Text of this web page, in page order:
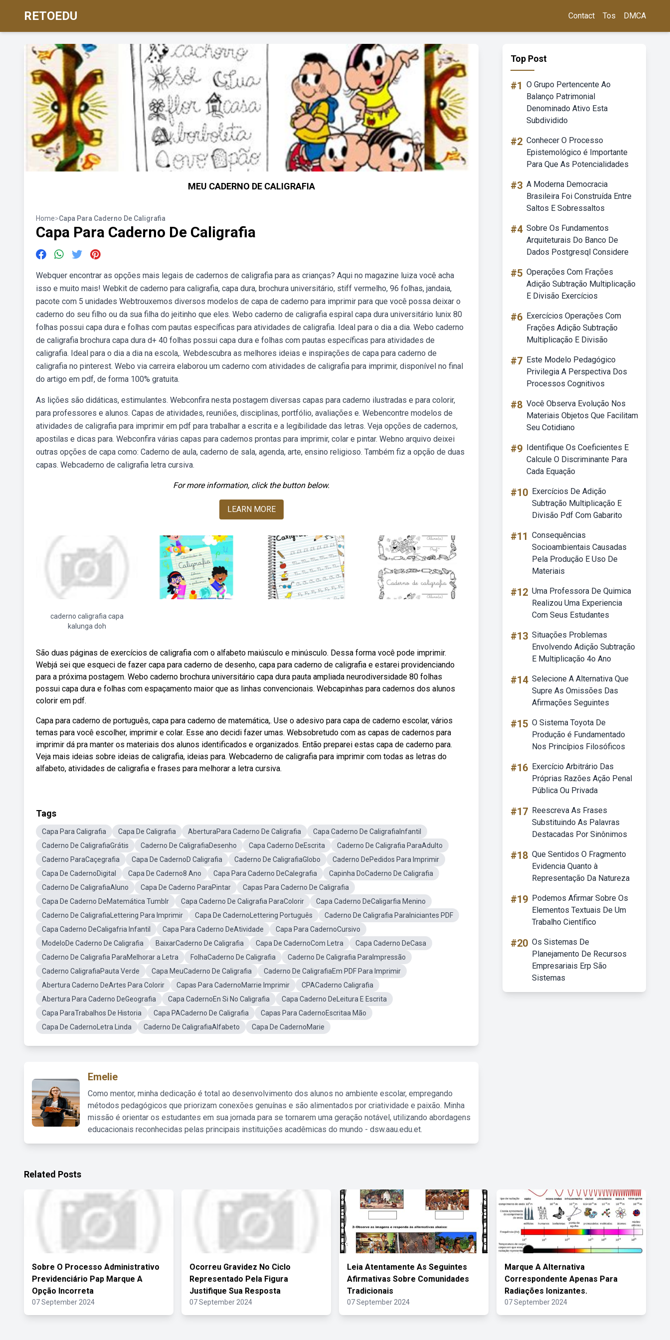
RETOEDU Contact Tos DMCA
MEU CADERNO DE CALIGRAFIA
Home>Capa Para Caderno De Caligrafia
Capa Para Caderno De Caligrafia
Webquer encontrar as opções mais legais de cadernos de caligrafia para as crianças? Aqui no magazine luiza você acha
isso e muito mais! Webkit de caderno para caligrafia, capa dura, brochura universitário, stiff vermelho, 96 folhas, jandaia,
pacote com 5 unidades Webtrouxemos diversos modelos de capa de caderno para imprimir para que você possa deixar o
caderno do seu filho ou da sua filha do jeitinho que eles. Webo caderno de caligrafia espiral capa dura universitário lunix 80
folhas possui capa dura e folhas com pautas específicas para atividades de caligrafia. Ideal para o dia a dia. Webo caderno
de caligrafia brochura capa dura d+ 40 folhas possui capa dura e folhas com pautas específicas para atividades de
caligrafia. Ideal para o dia a dia na escola,. Webdescubra as melhores ideias e inspirações de capa para caderno de
caligrafia no pinterest. Webo via carreira elaborou um caderno com atividades de caligrafia para imprimir, disponível no final
do artigo em pdf, de forma 100% gratuita.
As lições são didáticas, estimulantes. Webconfira nesta postagem diversas capas para caderno ilustradas e para colorir,
para professores e alunos. Capas de atividades, reuniões, disciplinas, portfólio, avaliações e. Webencontre modelos de
atividades de caligrafia para imprimir em pdf para trabalhar a escrita e a legibilidade das letras. Veja opções de cadernos,
apostilas e dicas para. Webconfira várias capas para cadernos prontas para imprimir, colar e pintar. Webno arquivo deixei
outras opções de capa como: Caderno de aula, caderno de sala, agenda, arte, ensino religioso. Também fiz a opção de duas
capas. Webcaderno de caligrafia letra cursiva.
For more information, click the button below.
LEARN MORE
caderno caligrafia capa
kalunga doh
São duas páginas de exercícios de caligrafia com o alfabeto maiúsculo e minúsculo. Dessa forma você pode imprimir.
Webjá sei que esqueci de fazer capa para caderno de desenho, capa para caderno de caligrafia e estarei providenciando
para a próxima postagem. Webo caderno brochura universitário capa dura pauta ampliada neurodiversidade 80 folhas
possui capa dura e folhas com espaçamento maior que as linhas convencionais. Webcapinhas para cadernos dos alunos
colorir em pdf.
Capa para caderno de português, capa para caderno de matemática,. Use o adesivo para capa de caderno escolar, vários
temas para você escolher, imprimir e colar. Esse ano decidi fazer umas. Websobretudo com as capas de cadernos para
imprimir dá pra manter os materiais dos alunos identificados e organizados. Então preparei estas capa de caderno para.
Veja mais ideias sobre ideias de caligrafia, ideias para. Webcaderno de caligrafia para imprimir com todas as letras do
alfabeto, atividades de caligrafia e frases para melhorar a letra cursiva.
Tags
Capa Para Caligrafia Capa De Caligrafia AberturaPara Caderno De Caligrafia
Capa Caderno De CaligrafiaInfantil
Caderno De CaligrafiaGrátis
Caderno De CaligrafiaDesenho Capa Caderno DeEscrita
Caderno De Caligrafia ParaAdulto
Caderno ParaCaçegrafia
Capa De CadernoD Caligrafia Caderno De CaligrafiaGlobo
Caderno DePedidos Para Imprimir
Capa De CadernoDigital
Capa De Caderno8 Ano Capa Para Caderno DeCalegrafia
Capinha DoCaderno De Caligrafia
Caderno De CaligrafiaAluno
Capa De Caderno ParaPintar
Capas Para Caderno De Caligrafia
Capa De Caderno DeMatemática Tumblr
Capa Caderno De Caligrafia ParaColorir
Capa Caderno DeCaligarfia Menino
Caderno De CaligrafiaLettering Para Imprimir
Capa De CadernoLettering Português
Caderno De Caligrafia ParaIniciantes PDF
Capa Caderno DeCaligafria Infantil
Capa Para Caderno DeAtividade
Capa Para CadernoCursivo
ModeloDe Caderno De Caligrafia
BaixarCaderno De Caligrafia Capa De CadernoCom Letra
Capa Caderno DeCasa
Caderno De Caligrafia ParaMelhorar a Letra
FolhaCaderno De Caligrafia
Caderno De Caligrafia ParaImpressão
Caderno CaligrafiaPauta Verde
Capa MeuCaderno De Caligrafia
Caderno De CaligrafiaEm PDF Para Imprimir
Abertura Caderno DeArtes Para Colorir
Capas Para CadernoMarrie Imprimir
CPACaderno Caligrafia
Abertura Para Caderno DeGeografia
Capa CadernoEn Si No Caligrafia
Capa Caderno DeLeitura E Escrita
Capa ParaTrabalhos De Historia
Capa PACaderno De Caligrafia
Capas Para CadernoEscritaa Mão
Capa De CadernoLetra Linda
Caderno De CaligrafiaAlfabeto Capa De CadernoMarie
Emelie
Como mentor, minha dedicação é total ao desenvolvimento dos alunos no ambiente escolar, empregando
métodos pedagógicos que priorizam conexões genuínas e são alimentados por criatividade e paixão. Minha
missão é orientar os estudantes em sua jornada para se tornarem uma geração notável, utilizando abordagens
educacionais reconhecidas pelas principais instituições acadêmicas do mundo - dsw.aau.edu.et.
Top Post
#1 O Grupo Pertencente Ao
Balanço Patrimonial
Denominado Ativo Esta
Subdividido
#2 Conhecer O Processo
Epistemológico é Importante
Para Que As Potencialidades
#3 A Moderna Democracia
Brasileira Foi Construída Entre
Saltos E Sobressaltos
#4 Sobre Os Fundamentos
Arquiteturais Do Banco De
Dados Postgresql Considere
#5 Operações Com Frações
Adição Subtração Multiplicação
E Divisão Exercícios
#6 Exercícios Operações Com
Frações Adição Subtração
Multiplicação E Divisão
#7 Este Modelo Pedagógico
Privilegia A Perspectiva Dos
Processos Cognitivos
#8 Você Observa Evolução Nos
Materiais Objetos Que Facilitam
Seu Cotidiano
#9 Identifique Os Coeficientes E
Calcule O Discriminante Para
Cada Equação
#10 Exercícios De Adição
Subtração Multiplicação E
Divisão Pdf Com Gabarito
#11 Consequências
Socioambientais Causadas
Pela Produção E Uso De
Materiais
#12 Uma Professora De Quimica
Realizou Uma Experiencia
Com Seus Estudantes
#13 Situações Problemas
Envolvendo Adição Subtração
E Multiplicação 4o Ano
#14 Selecione A Alternativa Que
Supre As Omissões Das
Afirmações Seguintes
#15 O Sistema Toyota De
Produção é Fundamentado
Nos Princípios Filosóficos
#16 Exercício Arbitrário Das
Próprias Razões Ação Penal
Pública Ou Privada
#17 Reescreva As Frases
Substituindo As Palavras
Destacadas Por Sinônimos
#18 Que Sentidos O Fragmento
Evidencia Quanto à
Representação Da Natureza
#19 Podemos Afirmar Sobre Os
Elementos Textuais De Um
Trabalho Científico
#20 Os Sistemas De
Planejamento De Recursos
Empresariais Erp São
Sistemas
Related Posts
Sobre O Processo Administrativo
Previdenciário Pap Marque A
Opção Incorreta
07 September 2024
Ocorreu Gravidez No Ciclo
Representado Pela Figura
Justifique Sua Resposta
07 September 2024
Leia Atentamente As Seguintes
Afirmativas Sobre Comunidades
Tradicionais
07 September 2024
Marque A Alternativa
Correspondente Apenas Para
Radiações Ionizantes.
07 September 2024